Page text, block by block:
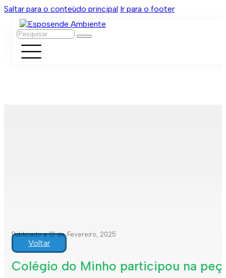
Saltar para o conteúdo principal Ir para o footer
Pesquisar
Publicado a 12 de Fevereiro, 2025
Voltar
Colégio do Minho participou na